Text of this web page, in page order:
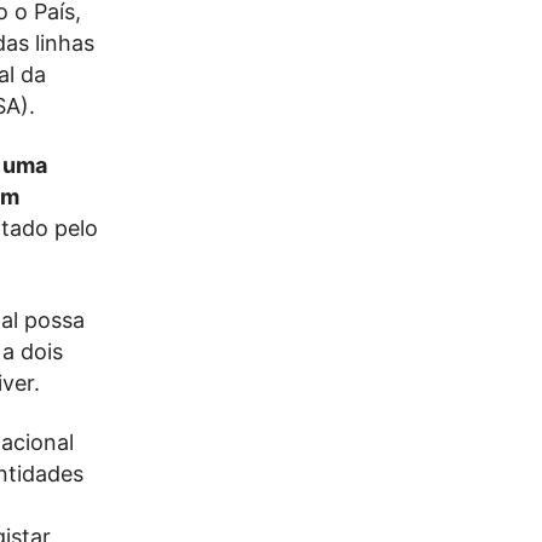
o País,
linhas
da
pelo
possa
dois